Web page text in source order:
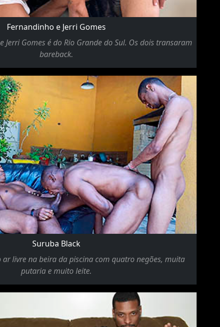
Fernandinho e Jerri Gomes
Jerri Gomes é do Rio Grande do Sul. Os dois transaram
bareback.
Suruba Black
livre na beira da piscina com quatro negões, muita
putaria e muito leite.